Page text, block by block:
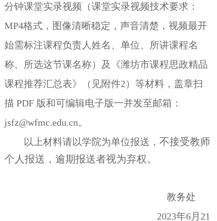
分钟课堂实录视频（课堂实录视频技术要求：
MP4格式，图像清晰稳定，声音清楚，视频最开
始需标注课程负责人姓名、单位、所讲课程名
称、所选这节课名称）及
《潍坊市课程思政精品
课程推荐汇总表》
（见附件2）等材料，盖章扫
描 PDF 版和可编辑电子版一并发至邮箱：
jsfz@wfmc.edu.cn。
以上材料请以学院为单位报送， 不接受教师
个人报送，逾期报送者视为弃权。
教务处
2023年6月21